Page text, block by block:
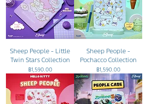
Sheep People - Little
Twin Stars Collection
ราคา
฿1,590.00
Sheep People -
Pochacco Collection
ราคา
฿1,590.00